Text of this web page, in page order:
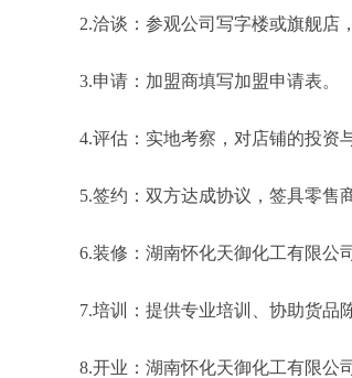
2.洽谈：参观公司写字楼或旗舰店
3.申请：加盟商填写加盟申请表。
4.评估：实地考察，对店铺的投资
5.签约：双方达成协议，签具零售
6.装修：湖南怀化天御化工有限公
7.培训：提供专业培训、协助货品
8.开业：湖南怀化天御化工有限公